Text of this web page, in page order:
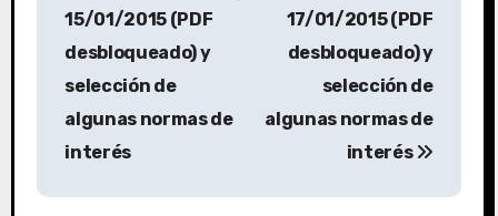
15/01/2015 (PDF
desbloqueado) y
selección de
algunas normas de
interés
17/01/2015 (PDF
desbloqueado) y
selección de
algunas normas de
interés